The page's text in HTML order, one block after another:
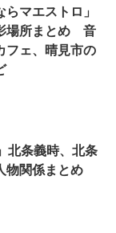
マエストロ」
場所まとめ 音
フェ、晴見市の
北条義時、北条
物関係まとめ